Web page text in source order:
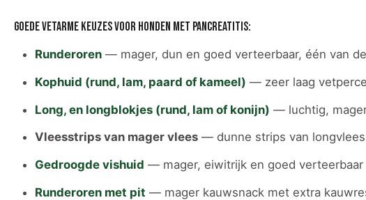
Goede vetarme keuzes voor honden met pancreatitis:
Runderoren — mager, dun en goed verteerbaar, één van
Kophuid (rund, lam, paard of kameel) — zeer laag
Long, en longblokjes (rund, lam of konijn) — luchtig,
Vleesstrips van mager vlees — dunne strips van
Gedroogde vishuid — mager, eiwitrijk en goed verteerbaar
Runderoren met pit — mager kauwsnack met extra